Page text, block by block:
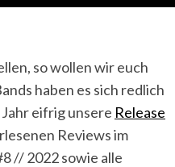
so wollen wir euch
haben es sich redlich
eifrig unsere Release
Reviews im
// 2022 sowie alle